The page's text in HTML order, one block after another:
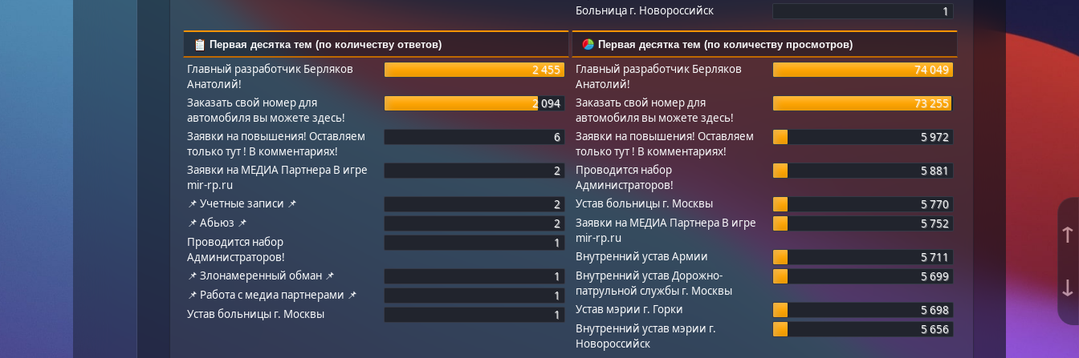
↑
↓
Больница г. Новороссийск 1
Первая десятка тем (по количеству ответов)
Главный разработчик Берляков
Анатолий!
2 455
Заказать свой номер для
автомобиля вы можете здесь!
2 094
Заявки на повышения! Оставляем
только тут ! В комментариях!
6
Заявки на МЕДИА Партнера В игре
mir-rp.ru
2
📌 Учетные записи 📌
2
📌 Абьюз 📌
2
Проводится набор
Администраторов!
1
📌 Злонамеренный обман 📌
1
📌 Работа с медиа партнерами 📌
1
Устав больницы г. Москвы
1
Первая десятка тем (по количеству просмотров)
Главный разработчик Берляков
Анатолий!
74 049
Заказать свой номер для
автомобиля вы можете здесь!
73 255
Заявки на повышения! Оставляем
только тут ! В комментариях!
5 972
Проводится набор
Администраторов!
5 881
Устав больницы г. Москвы
5 770
Заявки на МЕДИА Партнера В игре
mir-rp.ru
5 752
Внутренний устав Армии
5 711
Внутренний устав Дорожно-
патрульной службы г. Москвы
5 699
Устав мэрии г. Горки
5 698
Внутренний устав мэрии г.
Новороссийск
5 656